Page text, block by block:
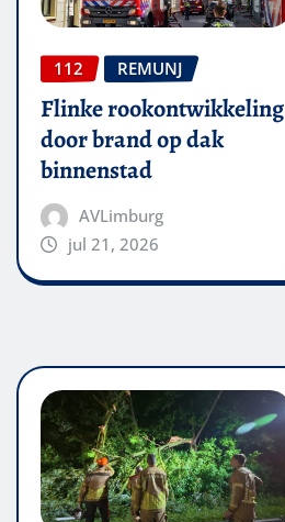
112 REMUNJ
Flinke rookontwikkeling
door brand op dak
binnenstad
AVLimburg
jul 21, 2026